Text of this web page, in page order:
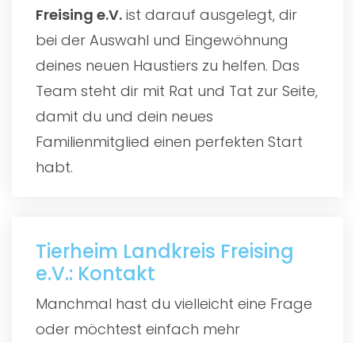
Freising e.V. ist darauf ausgelegt, dir
bei der Auswahl und Eingewöhnung
deines neuen Haustiers zu helfen. Das
Team steht dir mit Rat und Tat zur Seite,
damit du und dein neues
Familienmitglied einen perfekten Start
habt.
Tierheim Landkreis Freising
e.V.: Kontakt
Manchmal hast du vielleicht eine Frage
oder möchtest einfach mehr